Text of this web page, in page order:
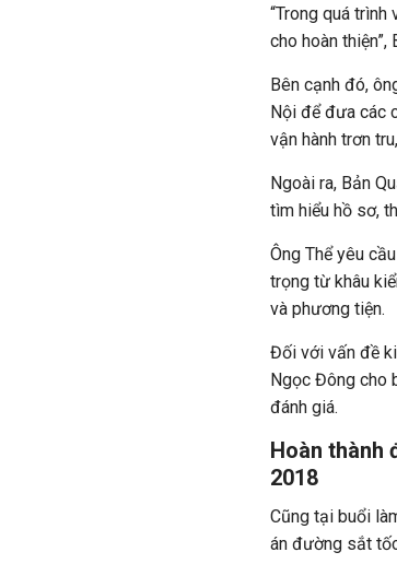
“Trong quá
cho hoàn thiện”,
Bên cạnh đó,
Nội để đưa các
vận hành trơn
Ngoài ra, Bản
tìm hiểu hồ sơ,
Ông Thể yêu
trọng từ khâu
và phương tiện.
Đối với vấn đề
Ngọc Đông cho
đánh giá.
Hoàn thành
2018
Cũng tại buổi
án đường sắt